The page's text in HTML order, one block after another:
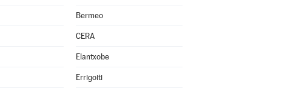
Bermeo
CERA
Elantxobe
Errigoiti